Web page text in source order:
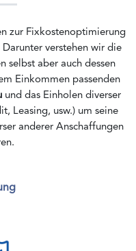
zur Fixkostenoptimierung
verstehen wir die
selbst aber auch dessen
Einkommen passenden
und das Einholen diverser
Leasing, usw.) um seine
anderer Anschaffungen